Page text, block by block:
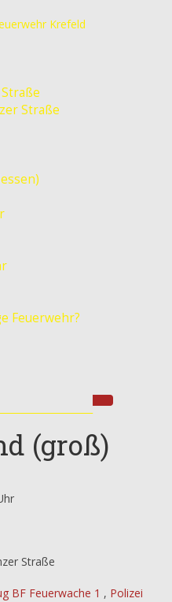
Krefeld
Straße
Feuerwehr?
(groß)
Straße
BF Feuerwache 1 , Polizei